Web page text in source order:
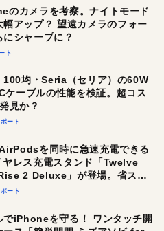
のカメラを考察。ナイトモード
幅アップ？ 望遠カメラのフォー
にシャープに？
ト
100均・Seria（セリア）の60W
ケーブルの性能を検証。超コス
見か？
ート
を同時に急速充電できる
レス充電スタンド「Twelve
2 Deluxe」が登場。省スペ
れに充電したい人にオスス
ート
でiPhoneを守る！ ワンタッチ開